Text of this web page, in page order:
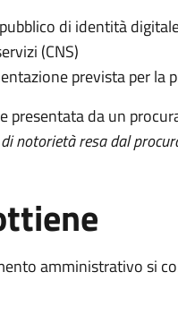
di identità
(CNS)
prevista per la
presentata da un
notorietà resa dal
amministrativo si